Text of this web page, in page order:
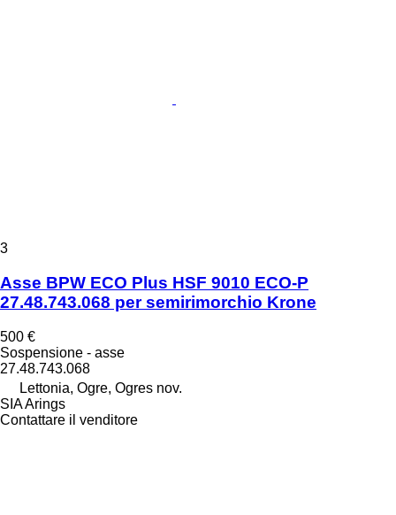
3
Asse BPW ECO Plus HSF 9010 ECO-P
27.48.743.068 per semirimorchio Krone
500 €
Sospensione - asse
27.48.743.068
Lettonia, Ogre, Ogres nov.
SIA Arings
Contattare il venditore